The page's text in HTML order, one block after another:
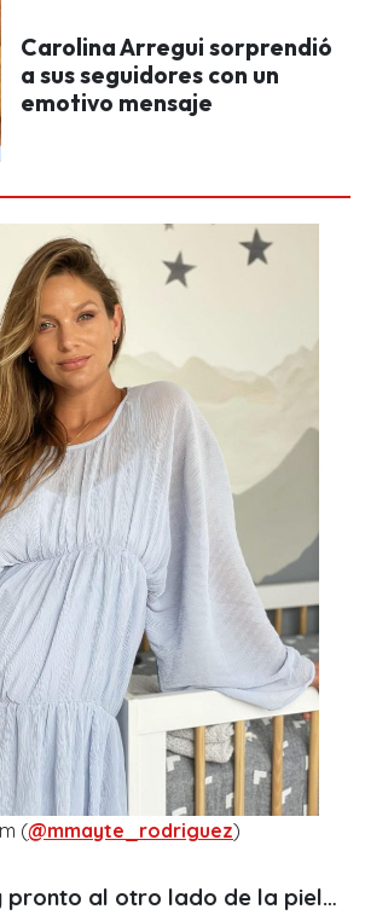
Carolina Arregui sorprendió
a sus seguidores con un
emotivo mensaje
(@mmayte_rodriguez)
pronto al otro lado de la piel…